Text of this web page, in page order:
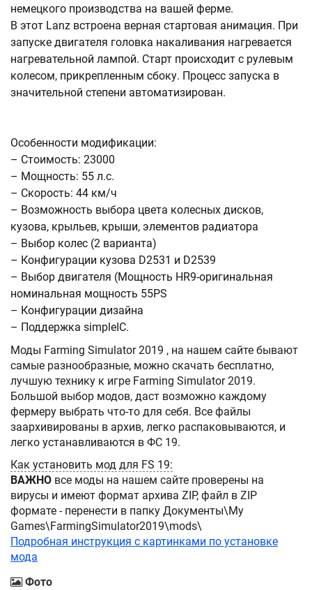
немецкого производства на вашей ферме.
В этот Lanz встроена верная стартовая анимация. При
запуске двигателя головка накаливания нагревается
нагревательной лампой. Старт происходит с рулевым
колесом, прикрепленным сбоку. Процесс запуска в
значительной степени автоматизирован.
Особенности модификации:
– Стоимость: 23000
– Мощность: 55 л.с.
– Скорость: 44 км/ч
– Возможность выбора цвета колесных дисков,
кузова, крыльев, крыши, элементов радиатора
– Выбор колес (2 варианта)
– Конфигурации кузова D2531 и D2539
– Выбор двигателя (Мощность HR9-оригинальная
номинальная мощность 55PS
– Конфигурации дизайна
– Поддержка simpleIC.
Моды Farming Simulator 2019 , на нашем сайте бывают
самые разнообразные, можно скачать бесплатно,
лучшую технику к игре Farming Simulator 2019.
Большой выбор модов, даст возможно каждому
фермеру выбрать что-то для себя. Все файлы
заархивированы в архив, легко распаковываются, и
легко устанавливаются в ФС 19.
Как установить мод для FS 19:
ВАЖНО все моды на нашем сайте проверены на
вирусы и имеют формат архива ZIP, файл в ZIP
формате - перенести в папку Документы\My
Games\FarmingSimulator2019\mods\
Подробная инструкция с картинками по установке
мода
Фото